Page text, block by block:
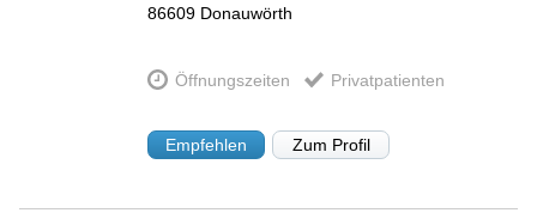
86609 Donauwörth
Öffnungszeiten Privatpatienten
Empfehlen Zum Profil